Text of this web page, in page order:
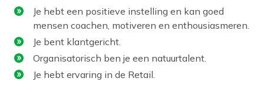
Je hebt een positieve instelling en kan goed
mensen coachen, motiveren en enthousiasmeren.
Je bent klantgericht.
Organisatorisch ben je een natuurtalent.
Je hebt ervaring in de Retail.